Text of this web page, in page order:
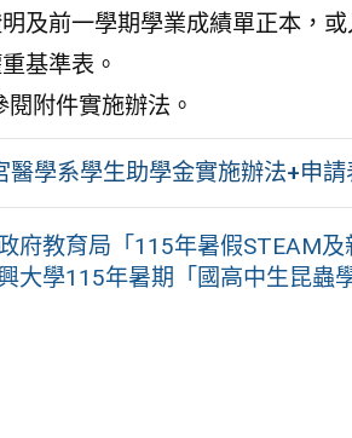
及前一學期學業成績單正本，
基準表。
附件實施辦法。
醫學系學生助學金實施辦法+申請
府教育局「115年暑假STEAM及
大學115年暑期「國高中生昆蟲